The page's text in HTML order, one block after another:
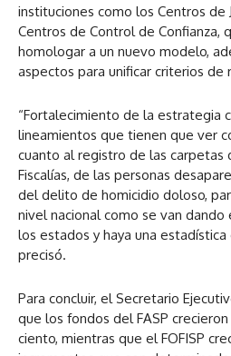
instituciones como los Centros de
Centros de Control de Confianza,
homologar a un nuevo modelo,
aspectos para unificar criterios de
“Fortalecimiento de la estrategia
lineamientos que tienen que ver
cuanto al registro de las carpetas
Fiscalías, de las personas
del delito de homicidio doloso,
nivel nacional como se van
los estados y haya una estadística
precisó.
Para concluir, el Secretario
que los fondos del FASP
ciento, mientras que el FOFISP